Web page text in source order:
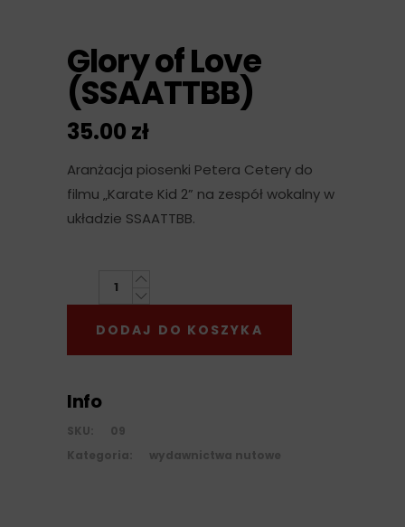
Glory of Love
(SSAATTBB)
35.00 zł
Aranżacja piosenki Petera Cetery do
filmu „Karate Kid 2” na zespół wokalny w
układzie SSAATTBB.
Glory
of
Love
(SSAATTBB)
DODAJ DO KOSZYKA
Info
SKU:
09
Kategoria:
wydawnictwa nutowe